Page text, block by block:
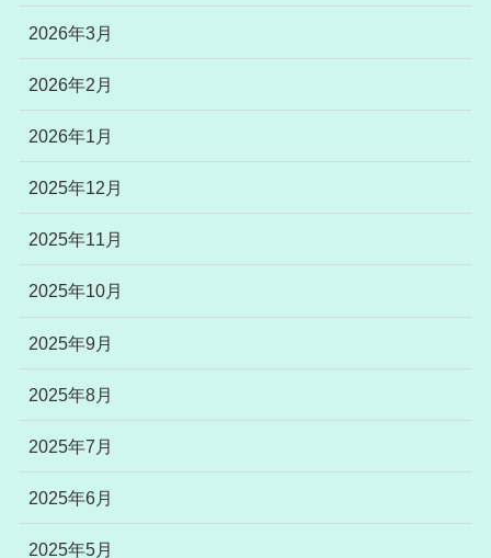
2026年3月
2026年2月
2026年1月
2025年12月
2025年11月
2025年10月
2025年9月
2025年8月
2025年7月
2025年6月
2025年5月